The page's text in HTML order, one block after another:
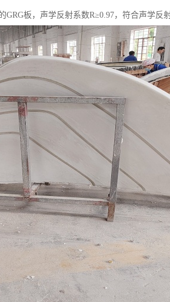
板，声学反射系数R≥0.97，符合声学反